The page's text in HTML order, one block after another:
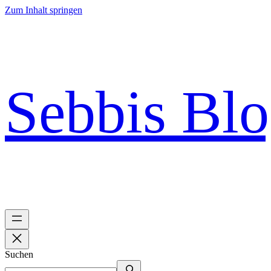
Zum Inhalt springen
Sebbis
Suchen